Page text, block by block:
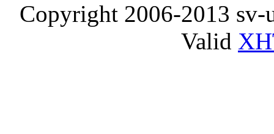
Copyright 2006-2013
Valid